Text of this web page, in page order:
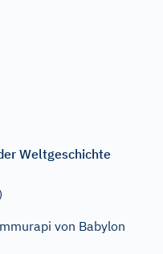
Weltgeschichte
von Babylon